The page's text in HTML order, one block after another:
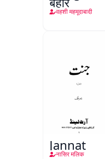
वहशी महमूदाबादी
Jannat
नासिर मलिक